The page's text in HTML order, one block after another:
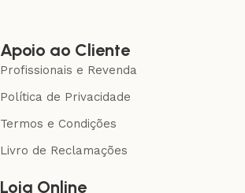
Apoio ao Cliente
Profissionais e Revenda
Política de Privacidade
Termos e Condições
Livro de Reclamações
Loja Online